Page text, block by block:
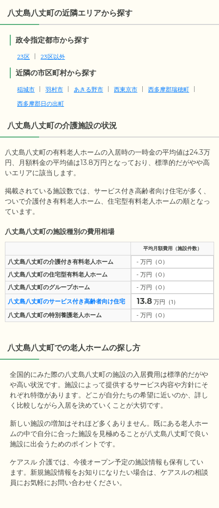
八丈島八丈町の近隣エリアから探す
政令指定都市から探す
23区 23区以外
近隣の市区町村から探す
稲城市 羽村市 あきる野市 西東京市
西多摩郡瑞穂町
西多摩郡日の出町
八丈島八丈町の介護施設の状況
八丈島八丈町の有料老人ホームの入居時の一時金の平均値は24.3万
円、月額料金の平均値は13.8万円となっており、標準的だがやや高
いエリアに該当します。
掲載されている施設数では、サービス付き高齢者向け住宅が多く、
ついで介護付き有料老人ホーム、住宅型有料老人ホームの順となっ
ています。
八丈島八丈町の施設種別の費用相場
平均月額費用（施設件数）
八丈島八丈町の介護付き有料老人ホーム
- 万円（0）
八丈島八丈町の住宅型有料老人ホーム
- 万円（0）
八丈島八丈町のグループホーム
- 万円（0）
八丈島八丈町のサービス付き高齢者向け住宅
13.8 万円（1）
八丈島八丈町の特別養護老人ホーム
- 万円（0）
八丈島八丈町での老人ホームの探し方
全国的にみた際の八丈島八丈町の施設の入居費用は標準的だがや
や高い状況です。施設によって提供するサービス内容や方針にそ
れぞれ特徴があります。どこが自分たちの希望に近いのか、詳し
く比較しながら入居を決めていくことが大切です。
新しい施設の増加はそれほど多くありません。既にある老人ホー
ムの中で自分に合った施設を見極めることが八丈島八丈町で良い
施設に出会うためのポイントです。
ケアスル 介護では、今後オープン予定の施設情報も保有してい
ます。新規施設情報をお知りになりたい場合は、ケアスルの相談
員にお気軽にお問い合わせください。